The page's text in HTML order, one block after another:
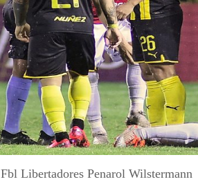
Fbl Libertadores Penarol Wilstermann